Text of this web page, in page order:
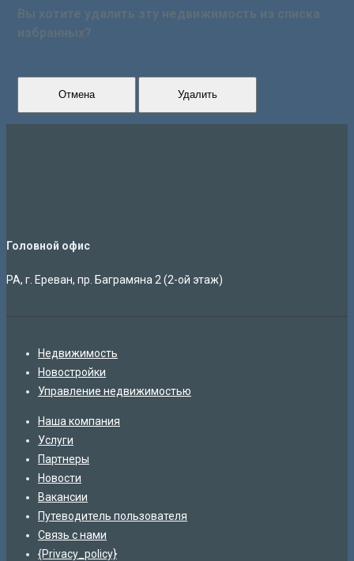
Вы хотите удалить эту недвижимость из списка
избранных?
Отмена Удалить
Головной офис
РА, г. Ереван, пр. Баграмяна 2 (2-ой этаж)
Недвижимость
Новостройки
Управление недвижимостью
Наша компания
Услуги
Партнеры
Новости
Вакансии
Путеводитель пользователя
Связь с нами
{Privacy_policy}